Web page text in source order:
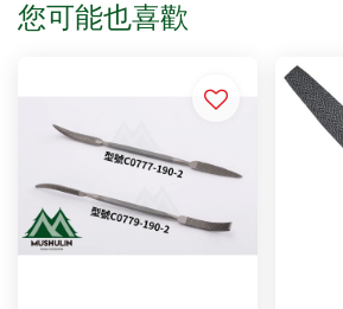
您可能也喜歡